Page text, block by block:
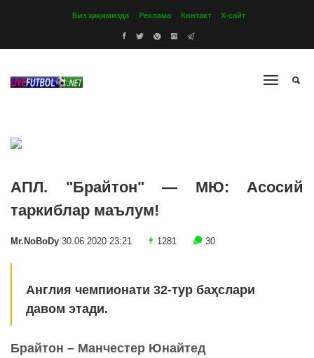
Биз ҳақимизда Реклама Контакт Х-сайт
АПЛ. "Брайтон" — МЮ: Асосий
таркиблар маълум!
Mr.NoBoDy 30.06.2020 23:21 1281 30
Англия чемпионати 32-тур баҳслари
давом этади.
Брайтон – Манчестер Юнайтед